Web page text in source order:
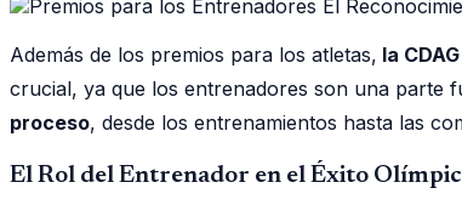
Además de los premios para los atletas, la
crucial, ya que los entrenadores son una parte
proceso, desde los entrenamientos hasta las
El Rol del Entrenador en el Éxito